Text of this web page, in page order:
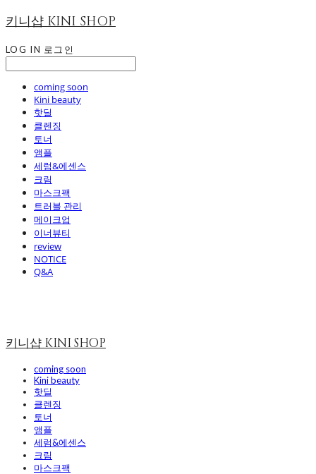
키니샵 KINI SHOP
LOG IN 로그인
coming soon
Kini beauty
핫딜
클렌징
토너
앰플
세럼&에센스
크림
마스크팩
트러블 관리
메이크업
이너뷰티
review
NOTICE
Q&A
키니샵 KINI SHOP
coming soon
Kini beauty
핫딜
클렌징
토너
앰플
세럼&에센스
크림
마스크팩